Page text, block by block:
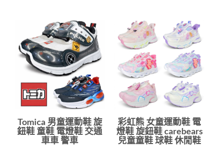
Tomica 男童運動鞋 旋
鈕鞋 童鞋 電燈鞋 交通
車車 警車
彩虹熊 女童運動鞋 電
燈鞋 旋鈕鞋 carebears
兒童童鞋 球鞋 休閒鞋